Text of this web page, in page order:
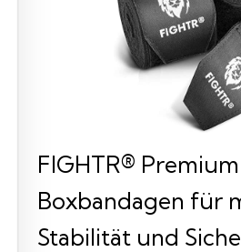
FIGHTR® Premium
Boxbandagen für
Stabilität und